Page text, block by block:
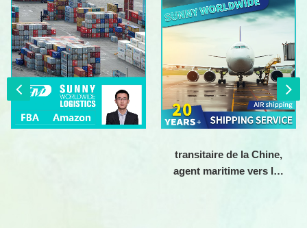
transitaire de la Chine,
agent maritime vers les